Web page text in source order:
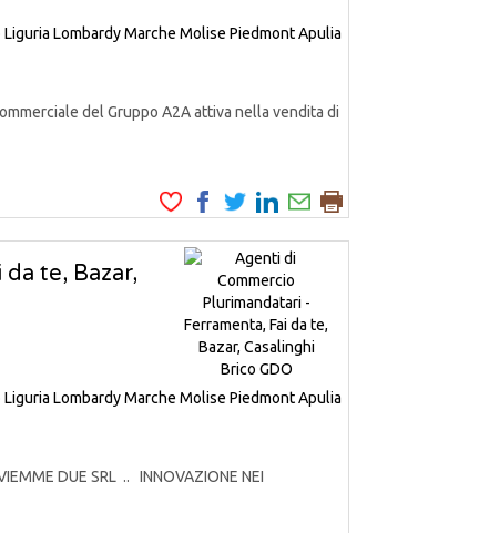
Liguria LombardyMarche Molise PiedmontApulia
del Gruppo A2A attiva nella vendita di
te, Bazar,
Liguria LombardyMarche Molise PiedmontApulia
DUE SRL .. INNOVAZIONE NEI